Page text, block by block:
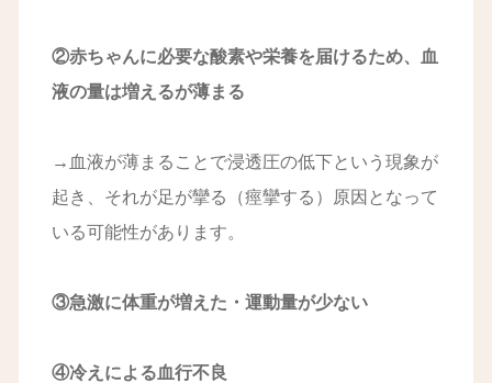
②赤ちゃんに必要な酸素や栄養を届けるため、血
液の量は増えるが薄まる
→血液が薄まることで浸透圧の低下という現象が
起き、それが足が攣る（痙攣する）原因となって
いる可能性があります。
③急激に体重が増えた・運動量が少ない
④冷えによる血行不良